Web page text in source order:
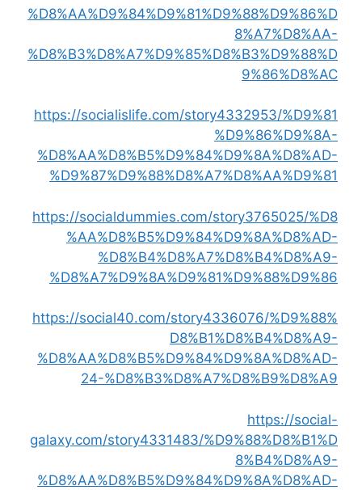
%D8%AA%D9%84%D9%81%D9%88%D9%86%D
8%A7%D8%AA-
%D8%B3%D8%A7%D9%85%D8%B3%D9%88%D
9%86%D8%AC
https://socialislife.com/story4332953/%D9%81
%D9%86%D9%8A-
%D8%AA%D8%B5%D9%84%D9%8A%D8%AD-
%D9%87%D9%88%D8%A7%D8%AA%D9%81
https://socialdummies.com/story3765025/%D8
%AA%D8%B5%D9%84%D9%8A%D8%AD-
%D8%B4%D8%A7%D8%B4%D8%A9-
%D8%A7%D9%8A%D9%81%D9%88%D9%86
https://social40.com/story4336076/%D9%88%
D8%B1%D8%B4%D8%A9-
%D8%AA%D8%B5%D9%84%D9%8A%D8%AD-
24-%D8%B3%D8%A7%D8%B9%D8%A9
https://social-
galaxy.com/story4331483/%D9%88%D8%B1%D
8%B4%D8%A9-
%D8%AA%D8%B5%D9%84%D9%8A%D8%AD-